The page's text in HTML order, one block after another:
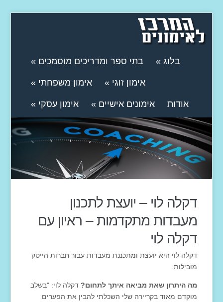
בתי ספר ומדריכים מוסמכים » בלוג»
אימון משפחתי » אימון זוגי »
אימון עסקי » אימונים אישיים » אודות
דקלה לוי – יועצת לתכנון
מעבדות מתקדמות – ראיון עם
דקלה לוי
דקלה לוי היא יועצת ומתכננת מעבדות עבור חברות הייטק
מובילות.
מה היתרון שאת מביאה איתך לתחום? דקלה לוי: "בשלב
מוקדם מאוד בקריירה שלי השכלתי להבין את הפערים